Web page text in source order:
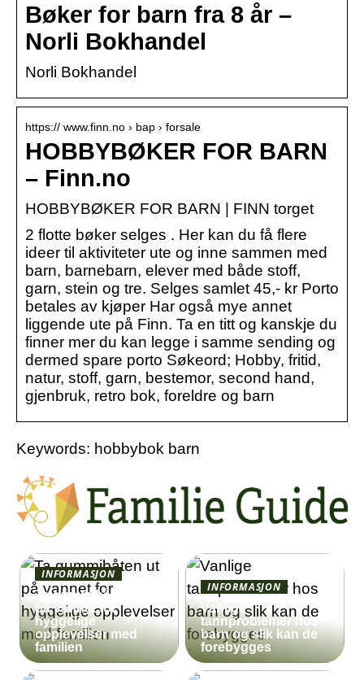
Bøker for barn fra 8 år –
Norli Bokhandel
Norli Bokhandel
https:// www.finn.no › bap › forsale
HOBBYBØKER FOR BARN
– Finn.no
HOBBYBØKER FOR BARN | FINN torget
2 flotte bøker selges . Her kan du få flere
ideer til aktiviteter ute og inne sammen med
barn, barnebarn, elever med både stoff,
garn, stein og tre. Selges samlet 45,- kr Porto
betales av kjøper Har også mye annet
liggende ute på Finn. Ta en titt og kanskje du
finner mer du kan legge i samme sending og
dermed spare porto Søkeord; Hobby, fritid,
natur, stoff, garn, bestemor, second hand,
gjenbruk, retro bok, foreldre og barn
Keywords: hobbybok barn
INFORMASJON
Ta gummibåten ut
på vannet for
hyggelige
opplevelser med
familien
INFORMASJON
Vanlige
tannproblemer hos
barn og slik kan de
forebygges